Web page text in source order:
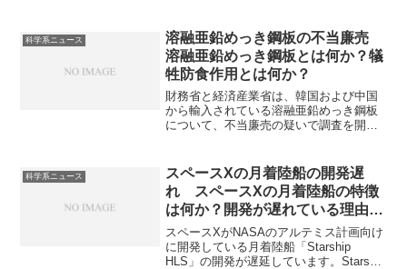
科学系ニュース
溶融亜鉛めっき鋼板の不当廉売
溶融亜鉛めっき鋼板とは何か？犠
牲防食作用とは何か？
財務省と経済産業省は、韓国および中国
から輸入されている溶融亜鉛めっき鋼板
について、不当廉売の疑いで調査を開始
のです。これにより、鉄のさびを防ぐこ
とができます。犠牲防食とは何かを知る
ことができます。
科学系ニュース
スペースXの月着陸船の開発遅
れ スペースXの月着陸船の特徴
は何か？開発が遅れている理由は
何か？
スペースXがNASAのアルテミス計画向け
に開発している月着陸船「Starship
HLS」の開発が遅延しています。Starship